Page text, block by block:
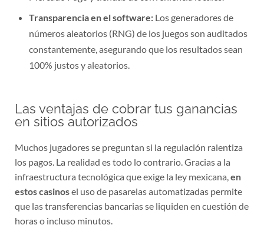
Transparencia en el software: Los generadores de
números aleatorios (RNG) de los juegos son auditados
constantemente, asegurando que los resultados sean
100% justos y aleatorios.
Las ventajas de cobrar tus ganancias
en sitios autorizados
Muchos jugadores se preguntan si la regulación ralentiza
los pagos. La realidad es todo lo contrario. Gracias a la
infraestructura tecnológica que exige la ley mexicana, en
estos casinos el uso de pasarelas automatizadas permite
que las transferencias bancarias se liquiden en cuestión de
horas o incluso minutos.